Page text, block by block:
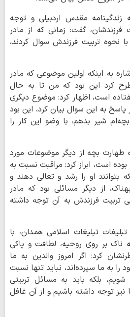
زندگینامه مقدس اردبیلی و توجه
فرزندشان، گفت: زمانی که از مادر
نحوه تربیت فرزندش سوال کردند،
به اینکه اولین موضوعی که مادر
کرد این بود که من تا به حال
است، اظهار کرد: موضوع دیگری
به این سوال بیان کرد، این بود
شیر بدهم، با وضو این کار را
طهارت بچه از دیگر موضوعات مورد
است، ابراز کرد: مراقبت نسبت به
بتوانند او را رشد و تعالی دهند و
از دیگر مسائلی بود که مادر
تربیت فرزندش به آن توجه داشته
تبلیغات اسلامی همدان، با
ناک بر روی روحیه، لطافت و پاکی
کرد: اگر امروز والدین به ما
را به ما سپرده‌اند، نباید تنها نسبت
بلکه باید به مسائل تربیتی
نیز توجه داشته باشیم و از آن غافل